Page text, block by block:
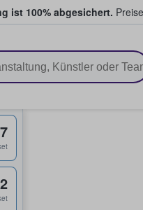
ist 100% abgesichert.